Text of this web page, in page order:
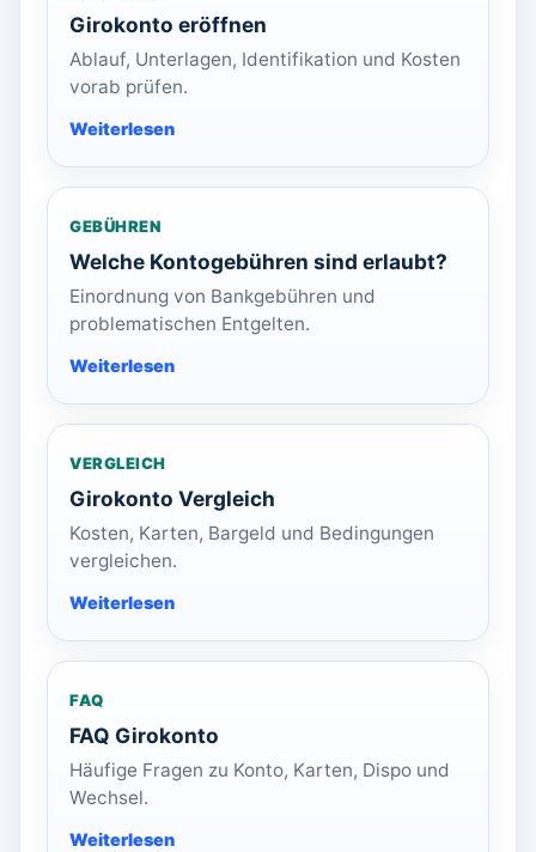
Girokonto eröffnen
Ablauf, Unterlagen, Identifikation und Kosten
vorab prüfen.
GEBÜHREN
Welche Kontogebühren sind erlaubt?
Einordnung von Bankgebühren und
problematischen Entgelten.
VERGLEICH
Girokonto Vergleich
Kosten, Karten, Bargeld und Bedingungen
vergleichen.
FAQ
FAQ Girokonto
Häufige Fragen zu Konto, Karten, Dispo und
Wechsel.